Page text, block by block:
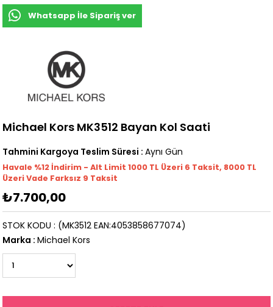
Whatsapp İle Sipariş ver
Michael Kors MK3512 Bayan Kol Saati
Tahmini Kargoya Teslim Süresi : Aynı Gün
Havale %12 İndirim - Alt Limit 1000 TL Üzeri 6 Taksit, 8000 TL
Üzeri Vade Farksız 9 Taksit
₺7.700,00
(MK3512 EAN:4053858677074)
STOK KODU
Marka : Michael Kors